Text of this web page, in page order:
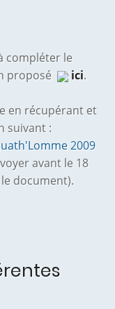
compléter le
proposé
ici.
en récupérant et
suivant :
2009
avant le 18
document).